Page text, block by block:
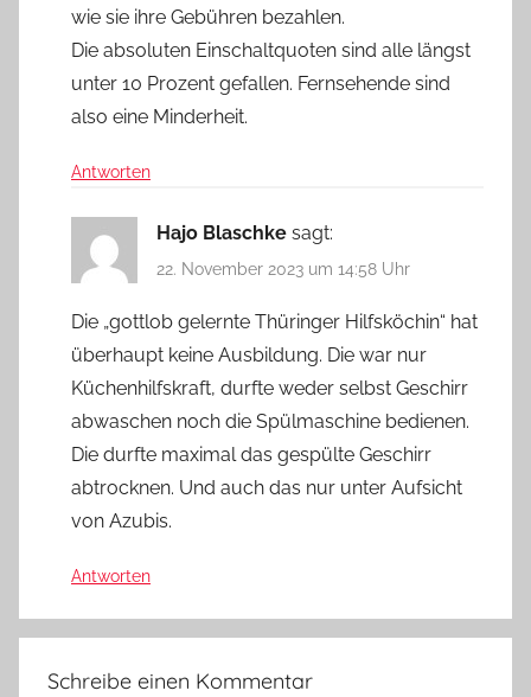
wie sie ihre Gebühren bezahlen.
Die absoluten Einschaltquoten sind alle längst
unter 10 Prozent gefallen. Fernsehende sind
also eine Minderheit.
Antworten
Hajo Blaschke sagt:
22. November 2023 um 14:58 Uhr
Die „gottlob gelernte Thüringer Hilfsköchin“ hat
überhaupt keine Ausbildung. Die war nur
Küchenhilfskraft, durfte weder selbst Geschirr
abwaschen noch die Spülmaschine bedienen.
Die durfte maximal das gespülte Geschirr
abtrocknen. Und auch das nur unter Aufsicht
von Azubis.
Antworten
Schreibe einen Kommentar